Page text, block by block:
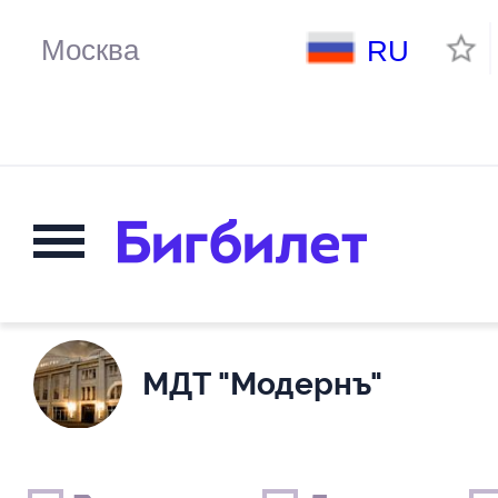
RU
МДТ "Модернъ"